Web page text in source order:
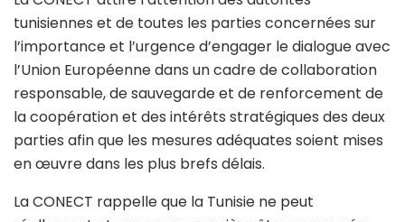
tunisiennes et de toutes les parties concernées sur
l’importance et l’urgence d’engager le dialogue avec
l’Union Européenne dans un cadre de collaboration
responsable, de sauvegarde et de renforcement de
la coopération et des intérêts stratégiques des deux
parties afin que les mesures adéquates soient mises
en œuvre dans les plus brefs délais.
La CONECT rappelle que la Tunisie ne peut